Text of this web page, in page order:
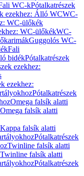
WC-kPótalkatrészek
ezekhez: Álló WCWC-
WC-ülőkék
WC-ülőkékWC-
Guggolós WC-
Fali
bidékPótalkatrészek
ezekhez:
ezekhez:
Pótalkatrészek
Omega falsík alatti
falsík alatti
falsík alatti
Pótalkatrészek
Twinline falsík alatti
falsík alatti
Pótalkatrészek